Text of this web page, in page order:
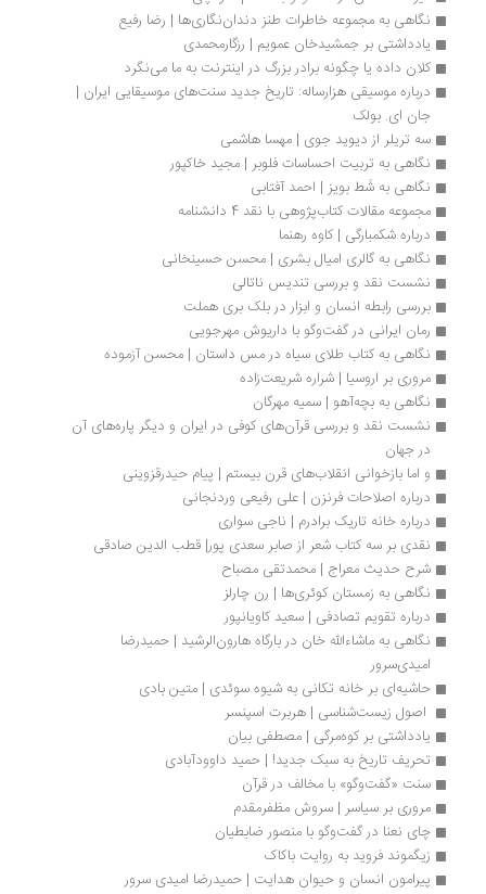
نگاهی به مجموعه خاطرات طنز دندان‌نگاری‌ها | رضا رفیع
یادداشتی بر جمشیدخان عمویم | رزگارمحمدی
کلان داده یا چگونه برادر بزرگ در اینترنت به ما می‌نگرد
درباره موسیقی هزارساله: تاریخ جدید سنت‌های موسیقایی ایران |
جان‌ ای. بولک
سه تریلر از دیوید جوی | مهسا هاشمی
نگاهی به تربیت احساسات فلوبر | مجید خاکپور
نگاهی به شَط بویز | احمد آفتابی
مجموعه مقالات کتاب‌پژوهی با نقد 4 دانشنامه
درباره شکمبارگی | کاوه رهنما
نگاهی به گالری امیال بشری | محسن حسینخانی
نشست نقد و بررسی تندیس ناتالی
بررسی رابطه انسان و ابزار در بلک بری هملت
رمان ایرانی در گفت‌وگو با داریوش مهرجویی
نگاهی به کتاب طلای سیاه در مس داستان | محسن آزموده
مروری بر اروسیا | شراره شریعت‌زاده
نگاهی به بچه‌آهو | سمیه مهرگان
نشست نقد و بررسی قرآن‌های کوفی در ایران و دیگر پاره‌های آن
در جهان
و اما بازخوانی انقلاب‌های قرن بیستم | پیام حیدرقزوینی
درباره اصلاحات فرنزن | علی رفیعی وردنجانی
درباره خانه‌ تاریک برادرم | ناجی سواری
نقدی بر سه کتاب شعر از صابر سعدی پور| قطب الدین صادقی
شرح حدیث معراج | محمدتقی مصباح
نگاهی به زمستان کوئری‌ها | رن چارلز
درباره تقویم تصادفی | سعید کاویانپور
نگاهی به ماشاءالله خان در بارگاه هارون‌الرشید | حمیدرضا
امیدی‌سرور
حاشیه‌ای بر خانه تکانی به شیوه سوئدی | متین بادی
اصول زیست‌شناسی | هربرت اسپنسر
یادداشتی بر کوه‌مرگی | مصطفی بیان
تحریف تاریخ به سبک جدید! | حمید داوودآبادی
سنت «گفت‌وگو» با مخالف در قرآن
مروری بر سیا‌سر | سروش مظفرمقدم
چای نعنا در گفت‌وگو با منصور ضابطیان
زیگموند فروید به روایت باکاک
پیرامون انسان و حیوان هدایت | حمیدرضا امیدی سرور